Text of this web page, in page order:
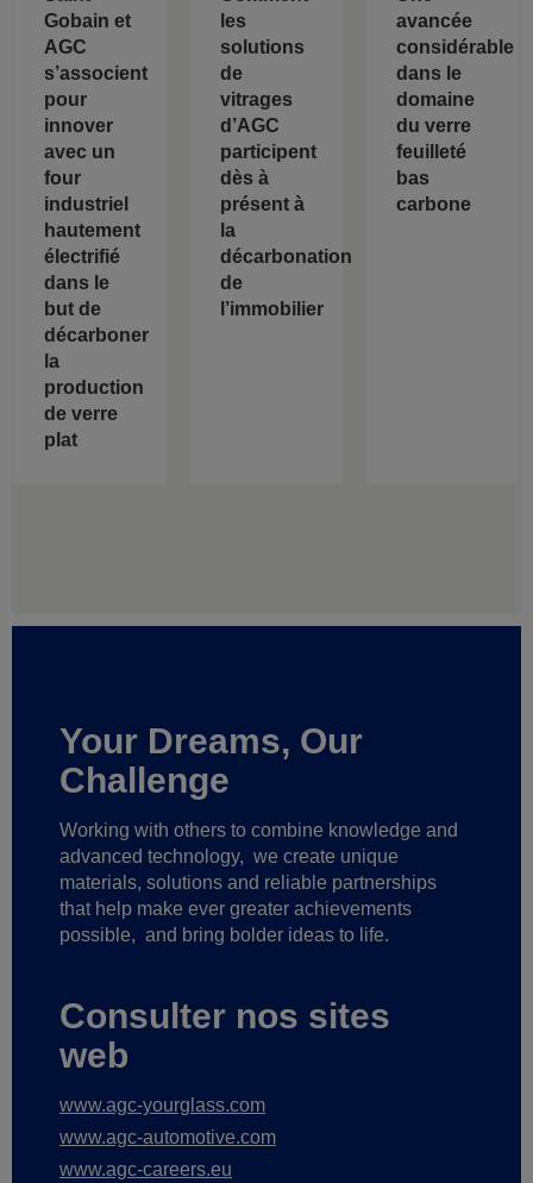
Gobain et
AGC
s’associent
pour
innover
avec un
four
industriel
hautement
électrifié
dans le
but de
décarboner
la
production
de verre
plat
les
solutions
de
vitrages
d’AGC
participent
dès à
présent à
la
décarbonation
de
l’immobilier
avancée
considérable
dans le
domaine
du verre
feuilleté
bas
carbone
Your Dreams, Our
Challenge
Working with others to combine knowledge and
advanced technology, we create unique
materials, solutions and reliable partnerships
that help make ever greater achievements
possible, and bring bolder ideas to life.
Consulter nos sites
web
www.agc-yourglass.com
www.agc-automotive.com
www.agc-careers.eu